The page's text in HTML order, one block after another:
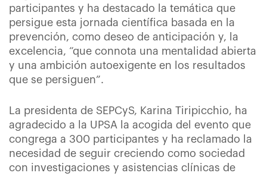
participantes y ha destacado la temática que
persigue esta jornada científica basada en la
prevención, como deseo de anticipación y, la
excelencia, “que connota una mentalidad abierta
y una ambición autoexigente en los resultados
que se persiguen”.
La presidenta de SEPCyS, Karina Tiripicchio, ha
agradecido a la UPSA la acogida del evento que
congrega a 300 participantes y ha reclamado la
necesidad de seguir creciendo como sociedad
con investigaciones y asistencias clínicas de